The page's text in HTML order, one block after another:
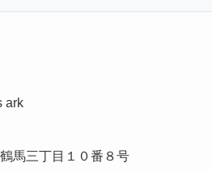
ark
馬三丁目１０番８号